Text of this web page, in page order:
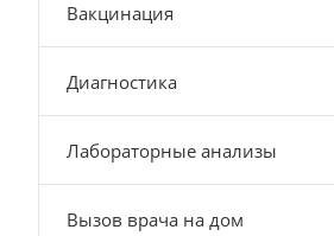
Вакцинация
Диагностика
Лабораторные анализы
Вызов врача на дом